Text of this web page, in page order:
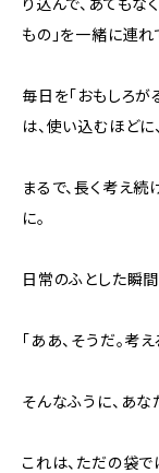
り込んで、あても
もの」を一緒に連れ
毎日を「おもしろが
は、使い込むほどに
まるで、長く考え
に。
日常のふとした瞬
「ああ、そうだ。考
そんなふうに、あな
これは、ただの袋で